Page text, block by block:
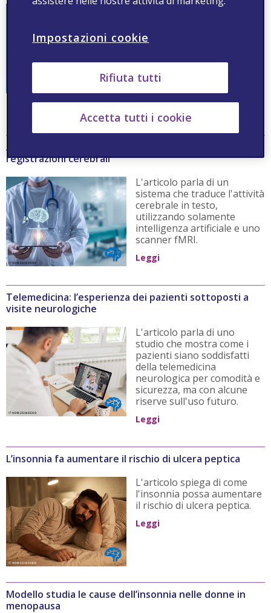
L'articolo tratta dell'utilizzo
per sviluppare modelli di
previsione di ansia e
cogliere i segnali di tali
disturbi prima di una
AI: ricostruzione semantica del linguaggio continuo da
registrazioni cerebrali
L'articolo parla di un
sistema che traduce l'attività
cerebrale in testo,
utilizzando solamente
intelligenza artificiale e uno
scanner fMRI.
Leggi
Telemedicina: l’esperienza dei pazienti sottoposti a
visite neurologiche
L'articolo parla di uno
studio che mostra come i
pazienti siano soddisfatti
della telemedicina
neurologica per comodità e
sicurezza, ma con alcune
riserve sull'uso futuro.
Leggi
L’insonnia fa aumentare il rischio di ulcera peptica
L'articolo spiega di come
l'insonnia possa aumentare
il rischio di ulcera peptica.
Leggi
Modello studia le cause dell’insonnia nelle donne in
menopausa
Impostazioni cookie
Rifiuta tutti
Accetta tutti i cookie